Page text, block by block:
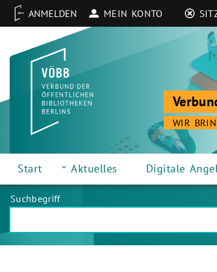
MEIN KONTO
WIR
Start Aktuelles Digitale
Suchbegriff